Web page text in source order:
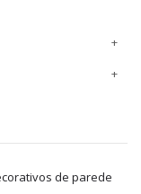
de parede